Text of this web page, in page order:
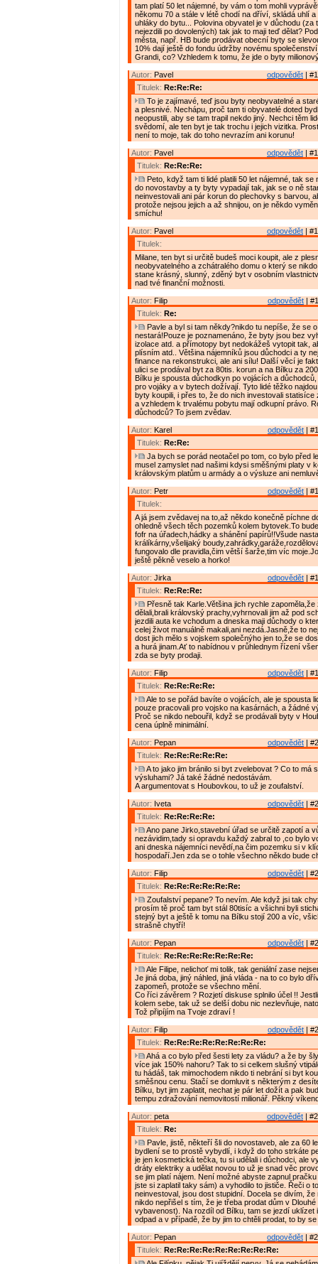
tam platí 50 let nájemné, by vám o tom mohli
někomu 70 a stále v létě chodí na dříví, skládá uhlí a
uhláky do bytu... Polovina obyvatel je v důchodu (za
nejezdili po dovolených) tak jak to maji teď dělat?
města, např. HB bude prodávat obecní byty se
10% dají ještě do fondu údržby novému
Grandi, co? Vzhledem k tomu, že jde o byty
odpovědět |
Autor: Pavel
Titulek: Re:Re:Re:
To je zajímavé, teď jsou byty neobyvatelné a
a plesnivé. Nechápu, proč tam ti obyvatelé doted
neopustili, aby se tam trapil nekdo jiný. Nechci těm
svědomí, ale ten byt je tak trochu i jejich vizitka.
není to moje, tak do toho nevrazím ani korunu!
odpovědět |
Autor: Pavel
Titulek: Re:Re:Re:
Peto, když tam ti lidé platili 50 let nájemné, tak se
do novostavby a ty byty vypadají tak, jak se o ně
neinvestovali ani pár korun do plechovky s barvou,
protože nejsou jejich a až shnijou, on je někdo
smíchu!
odpovědět |
Autor: Pavel
Titulek:
Milane, ten byt si určitě budeš moci koupit, ale z
neobyvatelného a zchátralého domu o který se
stane krásný, slunný, zděný byt v osobním
nad tvé finanční možnosti.
odpovědět |
Autor: Filip
Titulek: Re:
Pavle a byl si tam někdy?nikdo tu nepíše, že se
nestará!Pouze je poznamenáno, že byty jsou bez
izolace atd. a přímotopy byt nedokážeš vytopit tak,
plísním atd.. Většina nájemníků jsou důchodci a ty
finance na rekonstrukci, ale ani sílu! Další věcí je
ulici se prodával byt za 80tis. korun a na Bílku za
Bílku je spousta důchodkyn po vojácích a
pro vojáky a v bytech dožívají. Tyto lidé těžko
byty koupili, i přes to, že do nich investovali statisíce
a vzhledem k trvalému pobytu mají odkupní právo.
důchodců? To jsem zvědav.
odpovědět |
Autor: Karel
Titulek: Re:Re:
Ja bych se porád neotačel po tom, co bylo před
musel zamyslet nad našimi kdysi směšnými platy v
královským platům u armády a o výsluze ani
odpovědět |
Autor: Petr
Titulek:
A já jsem zvědavej na to,až někdo konečně píchne
ohledně všech těch pozemků kolem bytovek.To
fofr na úřadech,hádky a shánění papírů!!Všude
králíkárny,všelijaký
fungovalo dle pravidla,čim větší šarže,tim víc
ještě pěkně veselo a horko!
odpovědět |
Autor: Jirka
Titulek: Re:Re:Re:
Přesně tak Karle.Většina jich rychle zapoměla,že
dělali,brali královský prachy,vyhrnovali jim až pod
jezdili auta ke vchodum a dneska maji důchody o
celej život manuálně makali,ani nezdá.Jasně,že to
dost jich mělo s vojskem společnýho jen to,že se
a hurá jinam.Ať to nabídnou v průhlednym řízení
zda se byty prodaji.
odpovědět |
Autor: Filip
Titulek: Re:Re:Re:Re:
Ale to se pořád bavíte o vojácích, ale je spousta
pouze pracovali pro vojsko na kasárnách, a žádné
Proč se nikdo nebouřil, když se prodávali byty v
cena úplně minimální.
odpovědět |
Autor: Pepan
Titulek: Re:Re:Re:Re:Re:
A to jako jim bránilo si byt zvelebovat ? Co to má
výsluhami? Já také žádné nedostávám.
A argumentovat s Houbovkou, to už je zoufalství.
odpovědět |
Autor: Iveta
Titulek: Re:Re:Re:Re:
Ano pane Jirko,stavební úřad se určitě zapotí a
nezávidim,tady si opravdu každý zabral to ,co bylo
ani dneska nájemníci nevědí,na čim pozemku si v
hospodaří.Jen zda se o tohle všechno někdo bude
odpovědět |
Autor: Filip
Titulek: Re:Re:Re:Re:Re:Re:
Zoufalství pepane? To nevím. Ale když jsi tak
prosím tě proč tam byt stál 80tisíc a všichni byli
stejný byt a ještě k tomu na Bílku stojí 200 a víc,
strašně chytří!
odpovědět |
Autor: Pepan
Titulek: Re:Re:Re:Re:Re:Re:Re:
Ale Filipe, nelichoť mi tolik, tak geniální zase
Je jiná doba, jiný náhled, jiná vláda - na to co bylo
zapomeň, protože se všechno mění.
Co říci závěrem ? Rozjetí diskuse splnilo účel !!
kolem sebe, tak už se delší dobu nic nezlevňuje,
Tož připíjím na Tvoje zdraví !
odpovědět |
Autor: Filip
Titulek: Re:Re:Re:Re:Re:Re:Re:Re:
Ahá a co bylo před šesti lety za vládu? a že by
více jak 150% nahoru? Tak to si celkem slušný
tu hádáš, tak mimochodem nikdo ti nebrání si byt
směšnou cenu. Stačí se domluvit s některým z
Bílku, byt jim zaplatit, nechat je pár let dožít a pak
tempu zdražování nemovitostí milionář. Pěkný
odpovědět |
Autor: peta
Titulek: Re:
Pavle, jistě, někteří šli do novostaveb, ale za 60
bydlení se to prostě vybydlí, i když do toho strkáte
je jen kosmetická tečka, tu si udělali i důchodci, ale
dráty elektriky a udělat novou to už je snad věc
se jim platí nájem. Není možné abyste zapnul
jste si zaplatil taky sám) a vyhodilo to jističe. Řeči o
neinvestoval, jsou dost stupidní. Docela se divím, že
nikdo nepřišel s tím, že je třeba prodat dům v
vybavenost). Na rozdíl od Bílku, tam se jezdí uklízet
odpad a v případě, že by jim to chtěli prodat, to by
odpovědět |
Autor: Pepan
Titulek: Re:Re:Re:Re:Re:Re:Re:Re:Re: